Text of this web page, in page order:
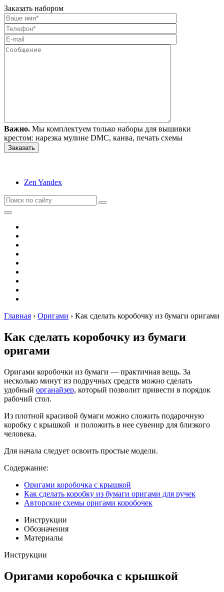
Заказать набором
Важно. Мы комплектуем только наборы для вышивки
крестом: нарезка мулине DMC, канва, печать схемы
Zen Yandex
Главная › Оригами › Как сделать коробочку из бумаги оригами
Как сделать коробочку из бумаги
оригами
Оригами коробочки из бумаги — практичная вещь. За
несколько минут из подручных средств можно сделать
удобный органайзер, который позволит привести в порядок
рабочий стол.
Из плотной красивой бумаги можно сложить подарочную
коробку с крышкой и положить в нее сувенир для близкого
человека.
Для начала следует освоить простые модели.
Содержание:
Оригами коробочка с крышкой
Как сделать коробку из бумаги оригами для ручек
Авторские схемы оригами коробочек
Инструкции
Обозначения
Материалы
Инструкции
Оригами коробочка с крышкой